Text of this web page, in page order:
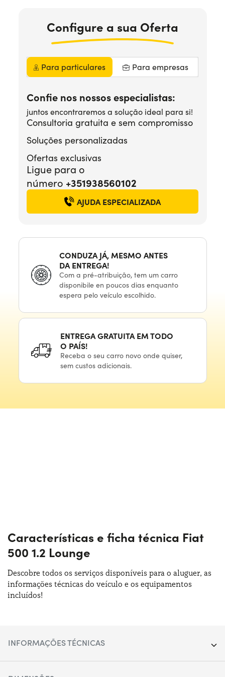
Configure a sua Oferta
Para particulares Para empresas
Confie nos nossos especialistas:
juntos encontraremos a solução ideal para si!
Consultoria gratuita e sem compromisso
Soluções personalizadas
Ofertas exclusivas
Ligue para o
número +351938560102
AJUDA ESPECIALIZADA
CONDUZA JÁ, MESMO ANTES
DA ENTREGA!
Com a pré-atribuição,tem um carro
disponibile en poucosdias enquanto
espera pelo veículoescolhido.
ENTREGA GRATUITA EM TODO
O PAÍS!
Receba o seu carro novo onde quiser,
sem custos adicionais.
Características e ficha técnica Fiat
500 1.2 Lounge
Descobre todos os serviços disponíveis para o aluguer, as
informações técnicas do veículo e os equipamentos
incluídos!
INFORMAÇÕES TÉCNICAS